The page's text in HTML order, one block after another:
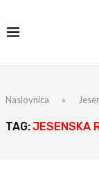
Naslovnica »
TAG:JESENSKA